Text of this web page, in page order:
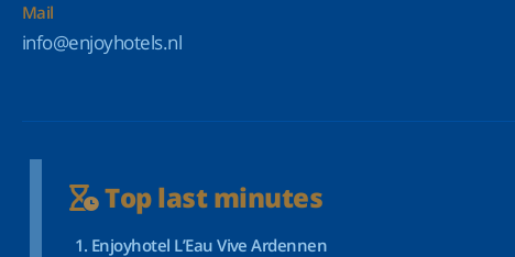
Mail
info@enjoyhotels.nl
Top last minutes
Enjoyhotel L’Eau Vive Ardennen